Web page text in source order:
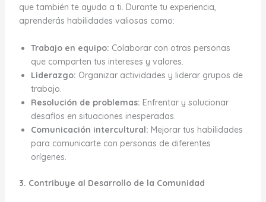
que también te ayuda a ti. Durante tu experiencia,
aprenderás habilidades valiosas como:
Trabajo en equipo: Colaborar con otras personas
que comparten tus intereses y valores.
Liderazgo: Organizar actividades y liderar grupos de
trabajo.
Resolución de problemas: Enfrentar y solucionar
desafíos en situaciones inesperadas.
Comunicación intercultural: Mejorar tus habilidades
para comunicarte con personas de diferentes
orígenes.
3. Contribuye al Desarrollo de la Comunidad